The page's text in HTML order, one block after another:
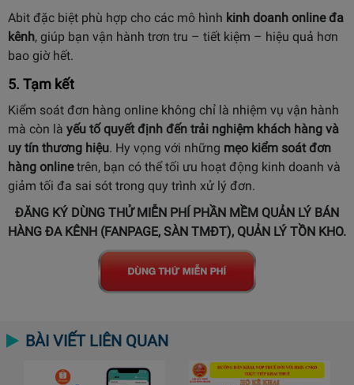
Abit đặc biệt phù hợp cho các mô hình kinh doanh online đa
kênh, giúp bạn vận hành trơn tru – tiết kiệm – hiệu quả hơn
bao giờ hết.
5. Tạm kết
Kiểm soát đơn hàng online không chỉ là nhiệm vụ vận hành
mà còn là yếu tố quyết định đến trải nghiệm khách hàng và
uy tín thương hiệu. Hy vọng với những mẹo kiểm soát đơn
hàng onlinetrên, bạn có thể tối ưu hoạt động kinh doanh và
giảm tối đa sai sót trong quy trình xử lý đơn.
ĐĂNG KÝ DÙNG THỬ MIỄN PHÍ PHẦN MỀM QUẢN LÝ BÁN
HÀNG ĐA KÊNH (FANPAGE, SÀN TMĐT), QUẢN LÝ TỒN KHO.
BÀI VIẾT LIÊN QUAN